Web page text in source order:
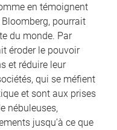
en témoignent
pourrait
du monde. Par
éroder le pouvoir
et réduire leur
qui se méfient
et sont aux prises
nébuleuses,
jusqu’à ce que